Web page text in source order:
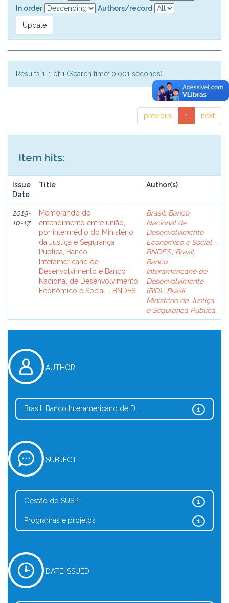
In order
Authors/record
Results 1-1 of 1 (Search time: 0.001 seconds).
previous 1 next
Item hits:
Issue
Date
Title Author(s)
2019-
10-17
Memorando de
entendimento entre união,
por intermédio do Ministério
da Justiça e Segurança
Pública, Banco
Interamericano de
Desenvolvimento e Banco
Nacional de Desenvolvimento
Econômico e Social - BNDES
Brasil. Banco
Nacional de
Desenvolvimento
Econômico e Social -
BNDES.; Brasil.
Banco
Interamericano de
Desenvolvimento
(BID).; Brasil.
Ministério da Justiça
e Segurança Pública.
AUTHOR
1
Brasil. Banco Interamericano de D...
SUBJECT
1
Gestão do SUSP
1
Programas e projetos
DATE ISSUED